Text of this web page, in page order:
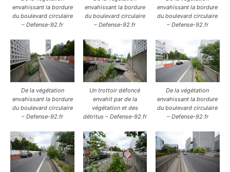
envahissant la bordure
du boulevard circulaire
– Defense-92.fr
envahissant la bordure
du boulevard circulaire
– Defense-92.fr
envahissant la bordure
du boulevard circulaire
– Defense-92.fr
De la végétation
envahissant la bordure
du boulevard circulaire
– Defense-92.fr
Un trottoir défoncé
envahit par de la
végétation et des
détritus – Defense-92.fr
De la végétation
envahissant la bordure
du boulevard circulaire
– Defense-92.fr